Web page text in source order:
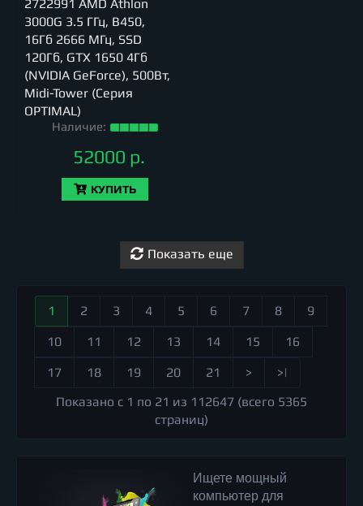
2722991 AMD Athlon
3000G 3.5 ГГц, B450,
16Гб 2666 МГц, SSD
120Гб, GTX 1650 4Гб
(NVIDIA GeForce), 500Вт,
Midi-Tower (Серия
OPTIMAL)
Наличие:
52000 р.
КУПИТЬ
Показать еще
1 2 3 4 5 6 7 8
9
10
11 12 13 14 15
16
17
18 19 20 21 >
>|
Показано с 1 по 21 из 112647 (всего 5365
страниц)
Ищете мощный
компьютер для